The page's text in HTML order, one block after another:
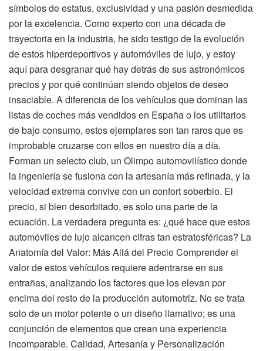
símbolos de estatus, exclusividad y una pasión desmedida
por la excelencia. Como experto con una década de
trayectoria en la industria, he sido testigo de la evolución
de estos hiperdeportivos y automóviles de lujo, y estoy
aquí para desgranar qué hay detrás de sus astronómicos
precios y por qué continúan siendo objetos de deseo
insaciable. A diferencia de los vehículos que dominan las
listas de coches más vendidos en España o los utilitarios
de bajo consumo, estos ejemplares son tan raros que es
improbable cruzarse con ellos en nuestro día a día.
Forman un selecto club, un Olimpo automovilístico donde
la ingeniería se fusiona con la artesanía más refinada, y la
velocidad extrema convive con un confort soberbio. El
precio, si bien desorbitado, es solo una parte de la
ecuación. La verdadera pregunta es: ¿qué hace que estos
automóviles de lujo alcancen cifras tan estratosféricas? La
Anatomía del Valor: Más Allá del Precio Comprender el
valor de estos vehículos requiere adentrarse en sus
entrañas, analizando los factores que los elevan por
encima del resto de la producción automotriz. No se trata
solo de un motor potente o un diseño llamativo; es una
conjunción de elementos que crean una experiencia
incomparable. Calidad, Artesanía y Personalización